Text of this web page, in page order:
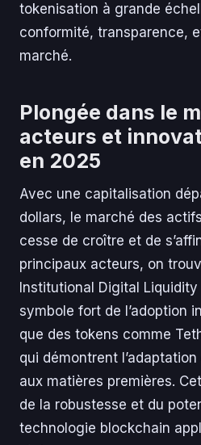
tokenisation à grande
conformité, transparence,
marché.
Plongée dans le
acteurs et
en 2025
Avec une capitalisation
dollars, le marché des
cesse de croître et de
principaux acteurs, on
Institutional Digital Liquidity
symbole fort de l’adoption
que des tokens comme
qui démontrent
aux matières premières.
de la robustesse et du
technologie blockchain